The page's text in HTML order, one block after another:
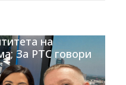
на
За РТС говори